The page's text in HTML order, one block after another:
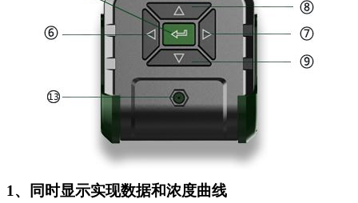
1、同时显示实现数据和浓度曲线